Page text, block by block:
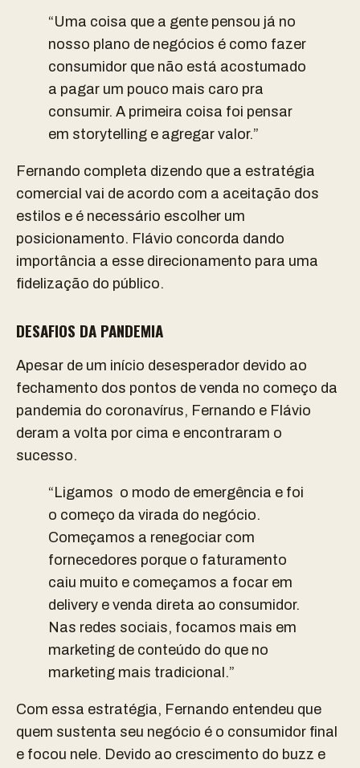
“Uma coisa que a gente pensou já no
nosso plano de negócios é como fazer
consumidor que não está acostumado
a pagar um pouco mais caro pra
consumir. A primeira coisa foi pensar
em storytelling e agregar valor.”
Fernando completa dizendo que a estratégia
comercial vai de acordo com a aceitação dos
estilos e é necessário escolher um
posicionamento. Flávio concorda dando
importância a esse direcionamento para uma
fidelização do público.
DESAFIOS DA PANDEMIA
Apesar de um início desesperador devido ao
fechamento dos pontos de venda no começo da
pandemia do coronavírus, Fernando e Flávio
deram a volta por cima e encontraram o
sucesso.
“Ligamos o modo de emergência e foi
o começo da virada do negócio.
Começamos a renegociar com
fornecedores porque o faturamento
caiu muito e começamos a focar em
delivery e venda direta ao consumidor.
Nas redes sociais, focamos mais em
marketing de conteúdo do que no
marketing mais tradicional.”
Com essa estratégia, Fernando entendeu que
quem sustenta seu negócio é o consumidor final
e focou nele. Devido ao crescimento do buzz e